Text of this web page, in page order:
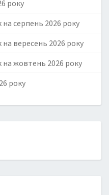
року
серпень 2026 року
вересень 2026 року
на жовтень 2026 року
року